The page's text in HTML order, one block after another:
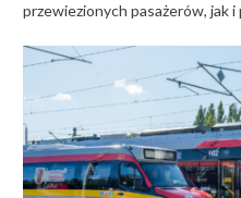
przewiezionych pasażerów, jak